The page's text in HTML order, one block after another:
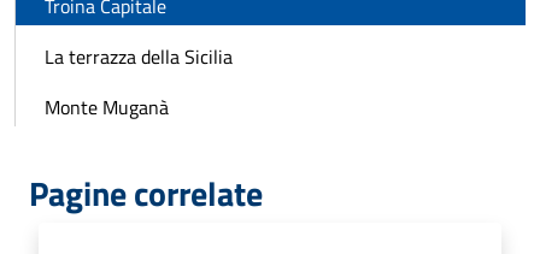
La terrazza della Sicilia
Monte Muganà
Pagine correlate